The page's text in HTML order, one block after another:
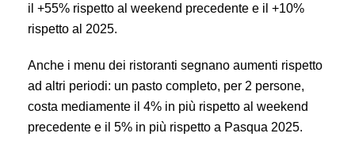
il +55% rispetto al weekend precedente e il +10%
rispetto al 2025.
Anche i menu dei ristoranti segnano aumenti rispetto
ad altri periodi: un pasto completo, per 2 persone,
costa mediamente il 4% in più rispetto al weekend
precedente e il 5% in più rispetto a Pasqua 2025.